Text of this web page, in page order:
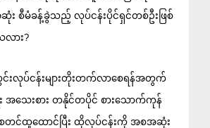
စီမံခန့်ခွဲသည့် လုပ်ငန်းပိုင်ရှင်တစ်ဦးဖြစ်
လား?
တွင်းလုပ်ငန်းများတိုးတက်လာစေရန်အတွက်
အသေးစား တနိုင်တပိုင် စားသောက်ကုန်
တင်ထူထောင်ပြီး ထိုလုပ်ငန်းကို အစအဆုံး